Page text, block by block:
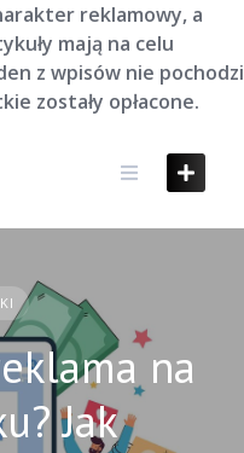
reklamowy, a
mają na celu
z wpisów nie pochodzi
zostały opłacone.
na
Jak